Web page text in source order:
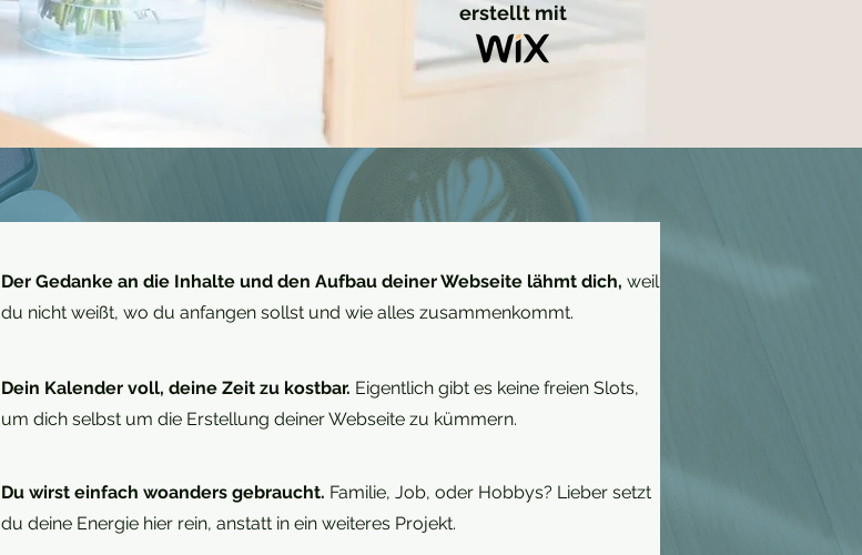
erstellt mit
Der Gedanke an die Inhalte und den Aufbau deiner Webseite lähmt dich, weil
du nicht weißt, wo du anfangen sollst und wie alles zusammenkommt.
Dein Kalender voll, deine Zeit zu kostbar. Eigentlich gibt es keine freien Slots,
um dich selbst um die Erstellung deiner Webseite zu kümmern.
Du wirst einfach woanders gebraucht. Familie, Job, oder Hobbys? Lieber setzt
du deine Energie hier rein, anstatt in ein weiteres Projekt.